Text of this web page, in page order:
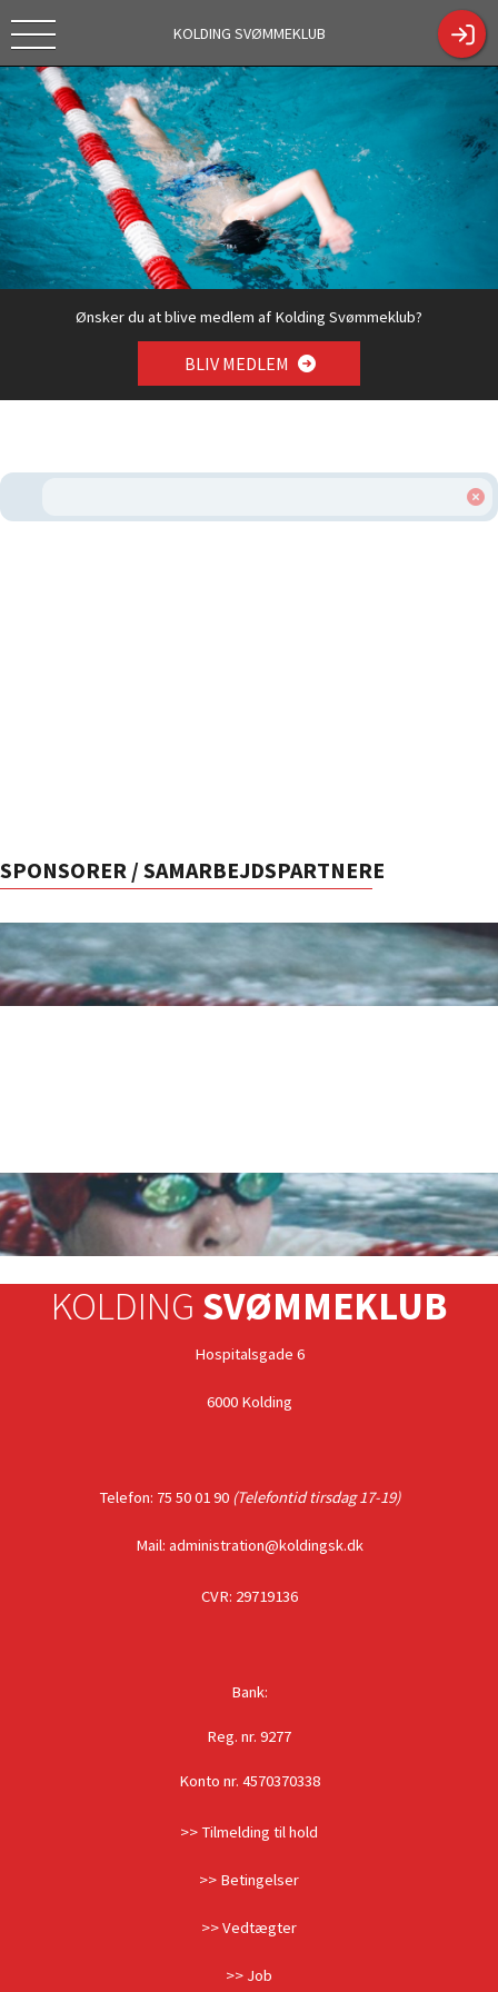
KOLDING SVØMMEKLUB
Tekstc
Tilmelding
sæson
2026/2027
https://kol
dingsk.dk/
ShowCont
entPage.a
spx?
ContentPa
geID=330
4
Ønsker du at blive medlem af Kolding Svømmeklub?
BLIV MEDLEM
SPONSORER / SAMARBEJDSPARTNERE
KOLDING SVØMMEKLUB
Hospitalsgade 6
6000 Kolding
Telefon: 75 50 01 90 (Telefontid tirsdag 17-19)
Mail: administration@koldingsk.dk
CVR: 29719136
Bank:
Reg. nr. 9277
Konto nr. 4570370338
>> Tilmelding til hold
>> Betingelser
>> Vedtægter
>> Job